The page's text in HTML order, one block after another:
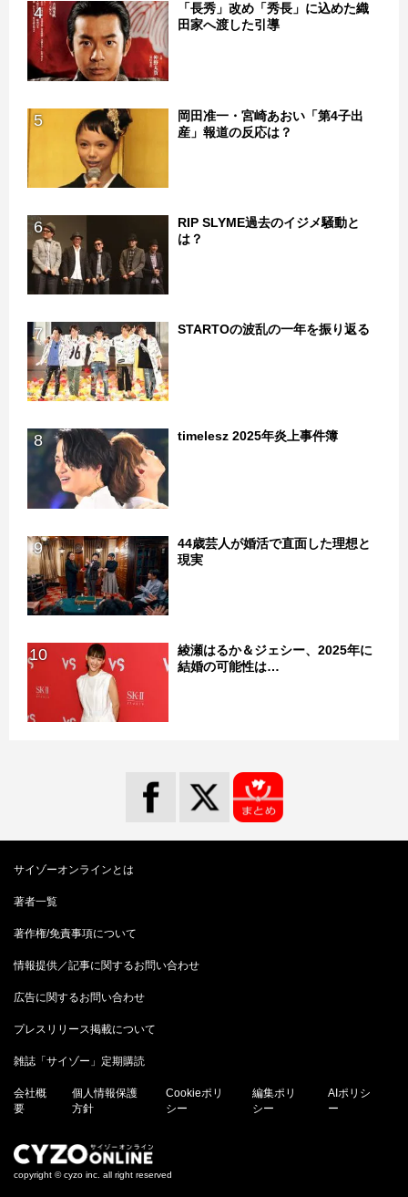
4
「長秀」改め「秀長」に込めた織
田家へ渡した引導
5
岡田准一・宮崎あおい「第4子出
産」報道の反応は？
6
RIP SLYME過去のイジメ騒動と
は？
7 STARTOの波乱の一年を振り返る
8 timelesz 2025年炎上事件簿
9
44歳芸人が婚活で直面した理想と
現実
10
綾瀬はるか＆ジェシー、2025年に
結婚の可能性は…
サイゾーオンラインとは
著者一覧
著作権/免責事項について
情報提供／記事に関するお問い合わせ
広告に関するお問い合わせ
プレスリリース掲載について
雑誌「サイゾー」定期購読
会社概
要
個人情報保護
方針
Cookieポリ
シー
編集ポリ
シー
AIポリシ
ー
copyright © cyzo inc. all right reserved